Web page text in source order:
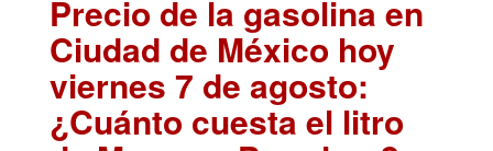
Precio de la gasolina en
Ciudad de México hoy
viernes 7 de agosto:
¿Cuánto cuesta el litro